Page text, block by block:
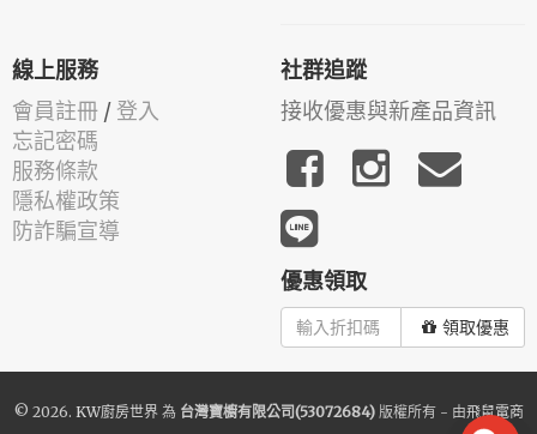
線上服務
會員註冊 / 登入
忘記密碼
服務條款
隱私權政策
防詐騙宣導
社群追蹤
接收優惠與新產品資訊
優惠領取
領取優惠
© 2026. KW廚房世界為 台灣寶櫥有限公司(53072684)版權所有 - 由飛鼠電商